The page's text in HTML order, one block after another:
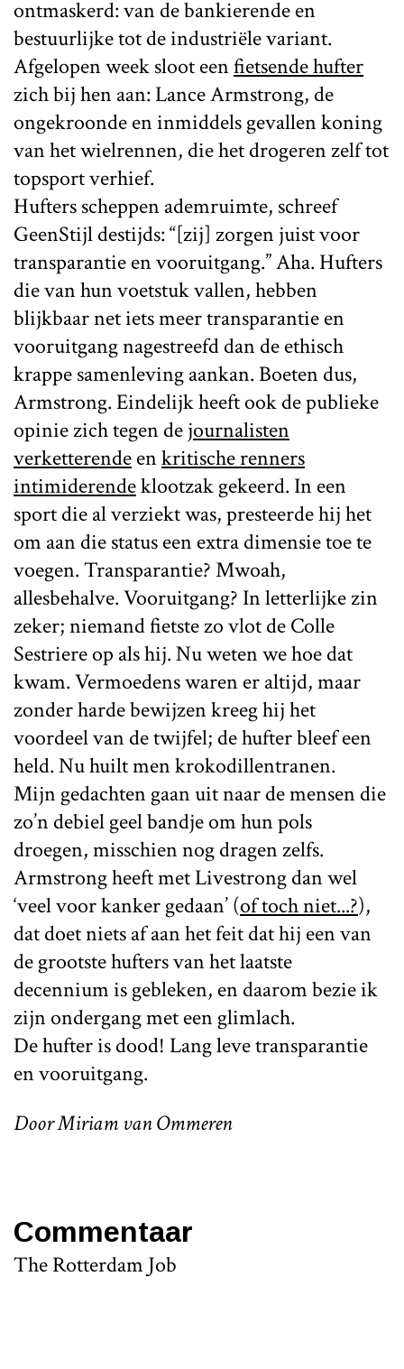
ontmaskerd: van de bankierende en
bestuurlijke tot de industriële variant.
Afgelopen week sloot eenfietsende hufter
zich bij hen aan: Lance Armstrong, de
ongekroonde en inmiddels gevallen koning
van het wielrennen, die het drogeren zelf tot
topsport verhief.
Hufters scheppen ademruimte, schreef
GeenStijl destijds: “[zij] zorgen juist voor
transparantie en vooruitgang.” Aha. Hufters
die van hun voetstuk vallen, hebben
blijkbaar net iets meer transparantie en
vooruitgang nagestreefd dan de ethisch
krappe samenleving aankan. Boeten dus,
Armstrong. Eindelijk heeft ook de publieke
opinie zich tegen dejournalisten
verketterendeenkritische renners
intimiderendeklootzak gekeerd. In een
sport die al verziekt was, presteerde hij het
om aan die status een extra dimensie toe te
voegen. Transparantie? Mwoah,
allesbehalve. Vooruitgang? In letterlijke zin
zeker; niemand fietste zo vlot de Colle
Sestriere op als hij. Nu weten we hoe dat
kwam. Vermoedens waren er altijd, maar
zonder harde bewijzen kreeg hij het
voordeel van de twijfel; de hufter bleef een
held. Nu huilt men krokodillentranen.
Mijn gedachten gaan uit naar de mensen die
zo’n debiel geel bandje om hun pols
droegen, misschien nog dragen zelfs.
Armstrong heeft met Livestrong dan wel
‘veel voor kanker gedaan’ (of toch niet...?),
dat doet niets af aan het feit dat hij een van
de grootste hufters van het laatste
decennium is gebleken, en daarom bezie ik
zijn ondergang met een glimlach.
De hufter is dood! Lang leve transparantie
en vooruitgang.
Door Miriam van Ommeren
Commentaar
The Rotterdam Job